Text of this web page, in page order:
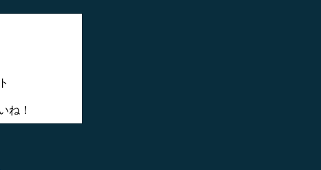
ね！